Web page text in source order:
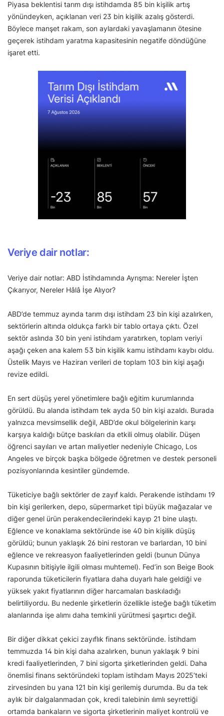
Piyasa beklentisi tarım dışı istihdamda 85 bin kişilik artış
yönündeyken, açıklanan veri 23 bin kişilik azalış gösterdi.
Böylece manşet rakam, son aylardaki yavaşlamanın ötesine
geçerek istihdam yaratma kapasitesinin negatife döndüğüne
işaret etti.
Veriye dair notlar:
Veriye dair notlar: ABD İstihdamında Ayrışma: Nereler İşten
Çıkarıyor, Nereler Hâlâ İşe Alıyor?
ABD’de temmuz ayında tarım dışı istihdam 23 bin kişi azalırken,
sektörlerin altında oldukça farklı bir tablo ortaya çıktı. Özel
sektör aslında 30 bin yeni istihdam yaratırken, toplam veriyi
aşağı çeken ana kalem 53 bin kişilik kamu istihdamı kaybı oldu.
Üstelik Mayıs ve Haziran verileri de toplam 103 bin kişi aşağı
revize edildi.
En sert düşüş yerel yönetimlere bağlı eğitim kurumlarında
görüldü. Bu alanda istihdam tek ayda 50 bin kişi azaldı. Burada
yalnızca mevsimsellik değil, ABD’de okul bölgelerinin karşı
karşıya kaldığı bütçe baskıları da etkili olmuş olabilir. Düşen
öğrenci sayıları ve artan maliyetler nedeniyle Chicago, Los
Angeles ve birçok başka bölgede öğretmen ve destek personeli
pozisyonlarında kesintiler gündemde.
Tüketiciye bağlı sektörler de zayıf kaldı. Perakende istihdamı 19
bin kişi gerilerken, depo, süpermarket tipi büyük mağazalar ve
diğer genel ürün perakendecilerindeki kayıp 21 bine ulaştı.
Eğlence ve konaklama sektöründe ise 40 bin kişilik düşüş
görüldü; bunun yaklaşık 26 bini restoran ve barlardan, 10 bini
eğlence ve rekreasyon faaliyetlerinden geldi (bunun Dünya
Kupasının bitişiyle ilgili olması muhtemel). Fed’in son Beige Book
raporunda tüketicilerin fiyatlara daha duyarlı hale geldiği ve
yüksek yakıt fiyatlarının diğer harcamaları baskıladığı
belirtiliyordu. Bu nedenle şirketlerin özellikle isteğe bağlı tüketim
alanlarında işe alımı daha temkinli yürütmesi şaşırtıcı değil.
Bir diğer dikkat çekici zayıflık finans sektöründe. İstihdam
temmuzda 14 bin kişi daha azalırken, bunun yaklaşık 9 bini
kredi faaliyetlerinden, 7 bini sigorta şirketlerinden geldi. Daha
önemlisi finans sektöründeki toplam istihdam Mayıs 2025’teki
zirvesinden bu yana 121 bin kişi gerilemiş durumda. Bu da tek
aylık bir dalgalanmadan çok, kredi talebinin ılımlı seyrettiği
ortamda bankaların ve sigorta şirketlerinin maliyet kontrolü ve